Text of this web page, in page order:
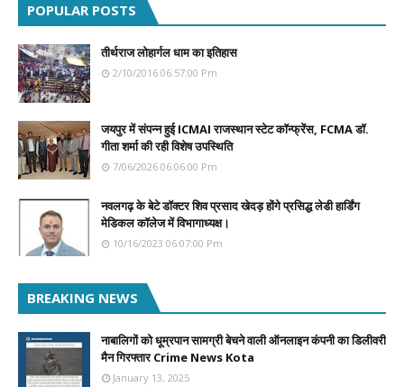
POPULAR POSTS
तीर्थराज लोहार्गल धाम का इतिहास
2/10/2016 06:57:00 Pm
जयपुर में संपन्न हुई ICMAI राजस्थान स्टेट कॉन्फ्रेंस, FCMA डॉ.
गीता शर्मा की रही विशेष उपस्थिति
7/06/2026 06:06:00 Pm
नवलगढ़ के बेटे डॉक्टर शिव प्रसाद खेदड़ होंगे प्रसिद्ध लेडी हार्डिंग
मेडिकल कॉलेज में विभागाध्यक्ष।
10/16/2023 06:07:00 Pm
BREAKING NEWS
नाबालिगों को धूम्रपान सामग्री बेचने वाली ऑनलाइन कंपनी का डिलीवरी
मैन गिरफ्तार Crime News Kota
January 13, 2025